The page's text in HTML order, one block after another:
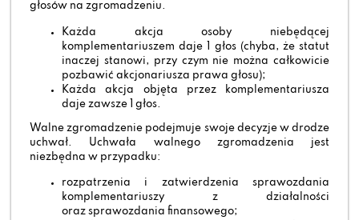
głosów na zgromadzeniu.
Każda akcja osoby niebędącej
komplementariuszem daje 1 głos (chyba, że statut
inaczej stanowi, przy czym nie można całkowicie
pozbawić akcjonariusza prawa głosu);
Każda akcja objęta przez komplementariusza
daje zawsze 1 głos.
Walne zgromadzenie podejmuje swoje decyzje w drodze
uchwał. Uchwała walnego zgromadzenia jest
niezbędna w przypadku:
rozpatrzenia i zatwierdzenia sprawozdania
komplementariuszy z działalności
oraz sprawozdania finansowego;